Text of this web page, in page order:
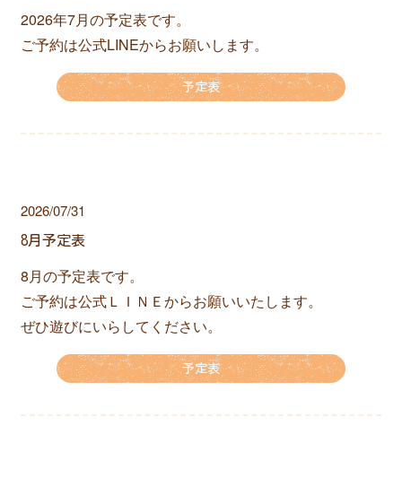
2026年7月の予定表です。
ご予約は公式LINEからお願いします。
予定表
2026/07/31
8月予定表
8月の予定表です。
ご予約は公式ＬＩＮＥからお願いいたします。
ぜひ遊びにいらしてください。
予定表